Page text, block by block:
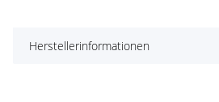
Herstellerinformationen